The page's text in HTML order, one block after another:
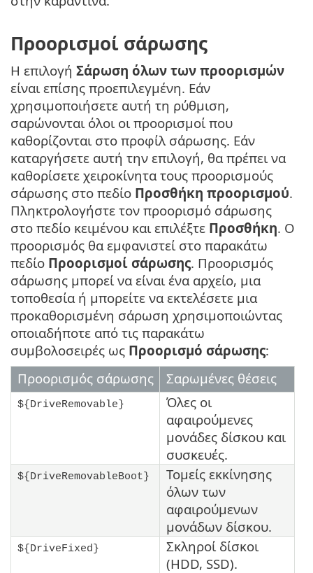
Προορισμοί σάρωσης
Η επιλογή Σάρωση όλων των προορισμών
είναι επίσης προεπιλεγμένη. Εάν
χρησιμοποιήσετε αυτή τη ρύθμιση,
σαρώνονται όλοι οι προορισμοί που
καθορίζονται στο προφίλ σάρωσης. Εάν
καταργήσετε αυτή την επιλογή, θα πρέπει να
καθορίσετε χειροκίνητα τους προορισμούς
σάρωσης στο πεδίο Προσθήκη προορισμού.
Πληκτρολογήστε τον προορισμό σάρωσης
στο πεδίο κειμένου και επιλέξτε Προσθήκη. Ο
προορισμός θα εμφανιστεί στο παρακάτω
πεδίο Προορισμοί σάρωσης. Προορισμός
σάρωσης μπορεί να είναι ένα αρχείο, μια
τοποθεσία ή μπορείτε να εκτελέσετε μια
προκαθορισμένη σάρωση χρησιμοποιώντας
οποιαδήποτε από τις παρακάτω
συμβολοσειρές ως Προορισμό σάρωσης:
Προορισμός σάρωσης
Σαρωμένες θέσεις
${DriveRemovable}
Όλες οι
αφαιρούμενες
μονάδες δίσκου και
συσκευές.
${DriveRemovableBoot}
Τομείς εκκίνησης
όλων των
αφαιρούμενων
μονάδων δίσκου.
${DriveFixed}
Σκληροί δίσκοι
(HDD, SSD).